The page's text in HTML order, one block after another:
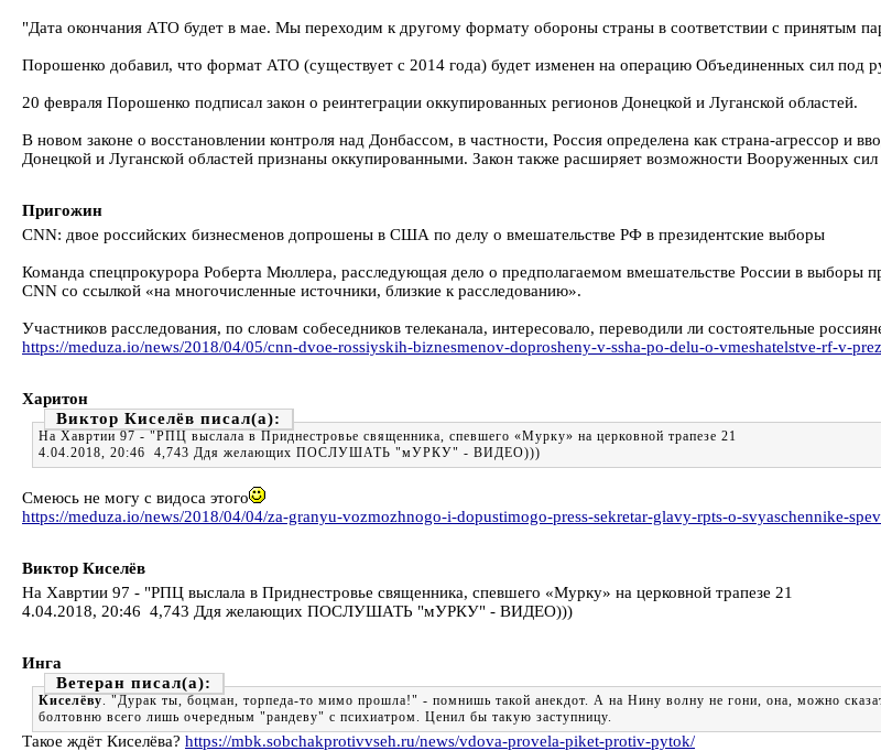
"Дата окончания АТО будет в мае. Мы переходим к другому формату обороны страны в соответствии с принятым
Порошенко добавил, что формат АТО (существует с 2014 года) будет изменен на операцию Объединенных сил под
20 февраля Порошенко подписал закон о реинтеграции оккупированных регионов Донецкой и Луганской областей.
В новом законе о восстановлении контроля над Донбассом, в частности, Россия определена как страна-агрессор и
Донецкой и Луганской областей признаны оккупированными. Закон также расширяет возможности Вооруженных
Пригожин
CNN: двое российских бизнесменов допрошены в США по делу о вмешательстве РФ в президентские выборы
Команда спецпрокурора Роберта Мюллера, расследующая дело о предполагаемом вмешательстве России в
CNN со ссылкой «на многочисленные источники, близкие к расследованию».
Участников расследования, по словам собеседников телеканала, интересовало, переводили ли состоятельные
https://meduza.io/news/2018/04/05/cnn-dvoe-rossiyskih-biznesmenov-doprosheny-v-ssha-po-delu-o-vmeshatelstve-rf-v-
Харитон
Виктор Киселёв
На Хавртии 97 - "РПЦ выслала в Приднестровье священника, спевшего «Мурку» на церковной трапезе 21
4.04.2018, 20:46 4,743 Ддя желающих ПОСЛУШАТЬ "мУРКУ" - ВИДЕО)))
Смеюсь не могу с видоса этого
https://meduza.io/news/2018/04/04/za-granyu-vozmozhnogo-i-dopustimogo-press-sekretar-glavy-rpts-o-svyaschennike-
Виктор Киселёв
На Хавртии 97 - "РПЦ выслала в Приднестровье священника, спевшего «Мурку» на церковной трапезе 21
4.04.2018, 20:46 4,743 Ддя желающих ПОСЛУШАТЬ "мУРКУ" - ВИДЕО)))
Инга
Ветеран
Киселёву. "Дурак ты, боцман, торпеда-то мимо прошла!" - помнишь такой анекдот. А на Нину волну не гони, она, можно
болтовню всего лишь очередным "рандеву" с психиатром. Ценил бы такую заступницу.
Такое ждёт Киселёва? https://mbk.sobchakprotivvseh.ru/news/vdova-provela-piket-protiv-pytok/